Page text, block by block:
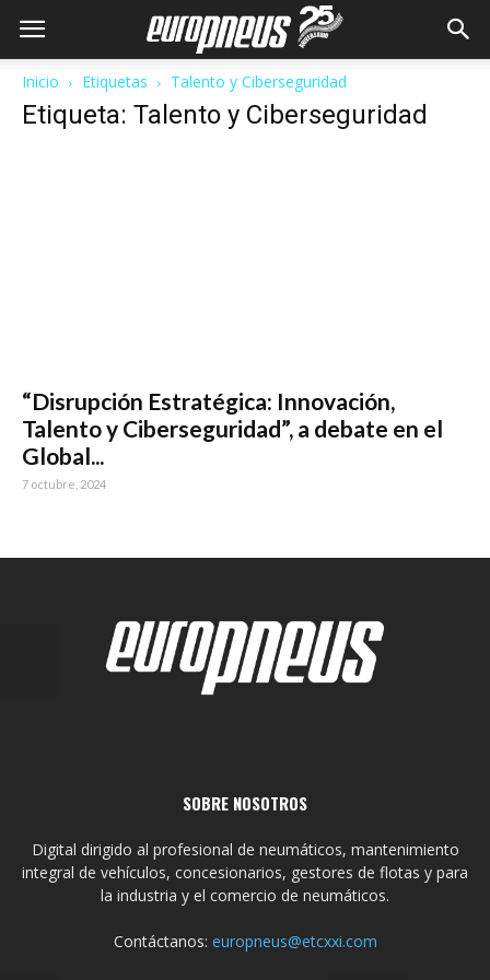
Inicio Etiquetas Talento y Ciberseguridad
Etiqueta: Talento y Ciberseguridad
“Disrupción Estratégica: Innovación,
Talento y Ciberseguridad”, a debate en el
Global...
7 octubre, 2024
SOBRE NOSOTROS
Digital dirigido al profesional de neumáticos, mantenimiento
integral de vehículos, concesionarios, gestores de flotas y para
la industria y el comercio de neumáticos.
Contáctanos: europneus@etcxxi.com